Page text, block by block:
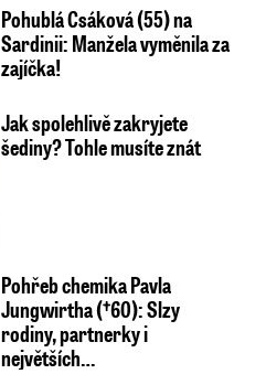
Pohublá Csáková (55) na
Sardinii: Manžela vyměnila za
zajíčka!
Jak spolehlivě zakryjete
šediny? Tohle musíte znát
Pohřeb chemika Pavla
Jungwirtha (†60): Slzy
rodiny, partnerky i
největších…